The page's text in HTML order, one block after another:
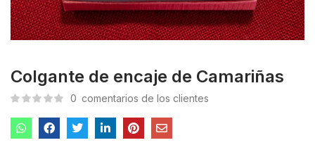
Colgante de encaje de Camariñas
0 comentarios de los clientes